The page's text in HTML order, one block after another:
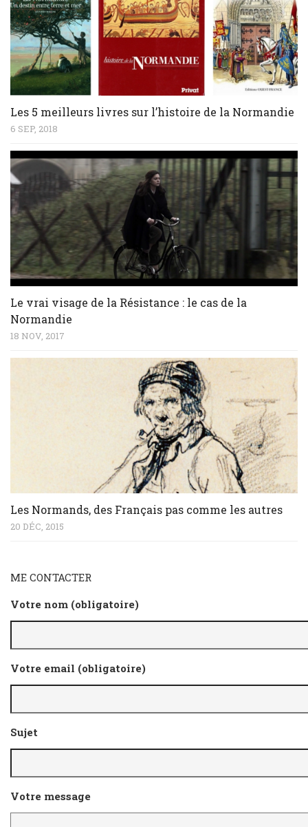
Les 5 meilleurs livres sur l’histoire de la Normandie
6 SEP, 2018
Le vrai visage de la Résistance : le cas de la
Normandie
18 NOV, 2017
Les Normands, des Français pas comme les autres
20 DÉC, 2015
ME CONTACTER
Votre nom (obligatoire)
Votre email (obligatoire)
Sujet
Votre message